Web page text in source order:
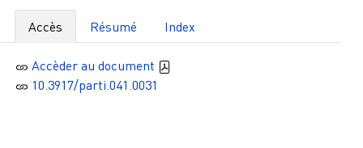
Accès Résumé Index
Accèder au document
10.3917/parti.041.0031